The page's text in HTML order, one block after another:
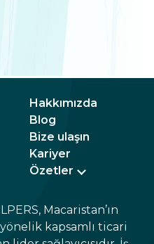
Hakkımızda
Blog
Bize ulaşın
Kariyer
Özetler
Macaristan’ın
kapsamlı ticari